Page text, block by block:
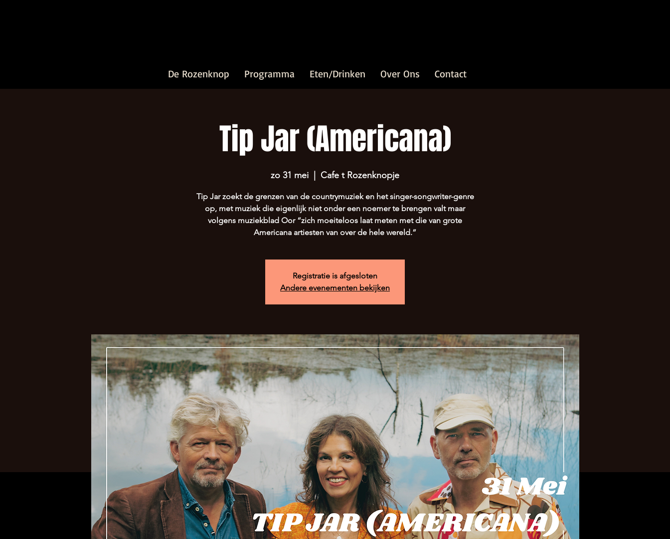
De Rozenknop Programma Eten/Drinken Over Ons Contact
Tip Jar (Americana)
zo 31 mei Cafe t Rozenknopje
Tip Jar zoekt de grenzen van de countrymuziek en het singer-songwriter-genre
op, met muziek die eigenlijk niet onder een noemer te brengen valt maar
volgens muziekblad Oor “zich moeiteloos laat meten met die van grote
Americana artiesten van over de hele wereld.”
Registratie is afgesloten
Andere evenementen bekijken